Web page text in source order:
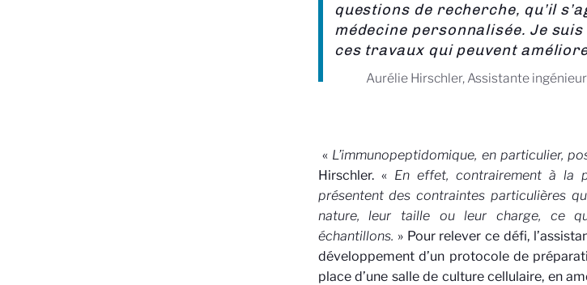
questions de recherche, qu’il
médecine personnalisée. Je
ces travaux qui peuvent
Aurélie Hirschler, Assistante
« L’immunopeptidomique, en particulier,
Hirschler. « En effet, contrairement à la
présentent des contraintes particulières
nature, leur taille ou leur charge, ce
échantillons. » Pour relever ce défi,
développement d’un protocole de
place d’une salle de culture cellulaire, en